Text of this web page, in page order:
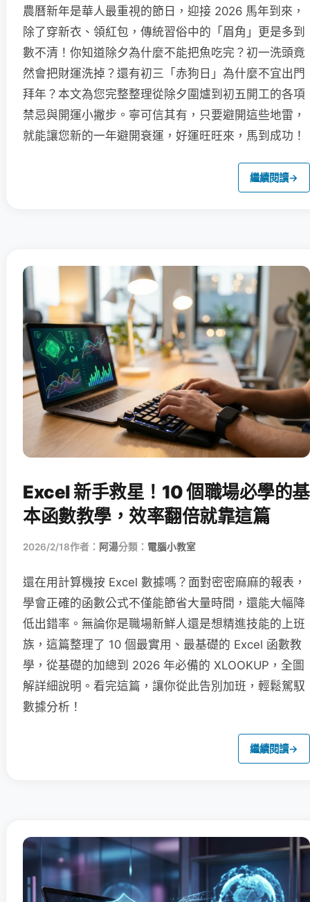
農曆新年是華人最重視的節日，迎接 2026 馬年到來，
除了穿新衣、領紅包，傳統習俗中的「眉角」更是多到
數不清！你知道除夕為什麼不能把魚吃完？初一洗頭竟
然會把財運洗掉？還有初三「赤狗日」為什麼不宜出門
拜年？本文為您完整整理從除夕圍爐到初五開工的各項
禁忌與開運小撇步。寧可信其有，只要避開這些地雷，
就能讓您新的一年避開衰運，好運旺旺來，馬到成功！
繼續閱讀→
Excel 新手救星！10 個職場必學的基
本函數教學，效率翻倍就靠這篇
2026/2/18作者： 阿湯分類： 電腦小教室
還在用計算機按 Excel 數據嗎？面對密密麻麻的報表，
學會正確的函數公式不僅能節省大量時間，還能大幅降
低出錯率。無論你是職場新鮮人還是想精進技能的上班
族，這篇整理了 10 個最實用、最基礎的 Excel 函數教
學，從基礎的加總到 2026 年必備的 XLOOKUP，全圖
解詳細說明。看完這篇，讓你從此告別加班，輕鬆駕馭
數據分析！
繼續閱讀→